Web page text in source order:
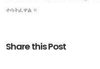
ተሳትፈዋል ።
Share this Post